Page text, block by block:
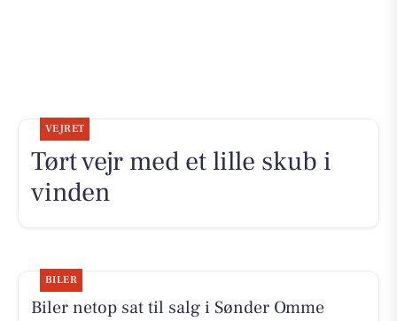
VEJRET
Tørt vejr med et lille skub i
vinden
BILER
Biler netop sat til salg i Sønder Omme